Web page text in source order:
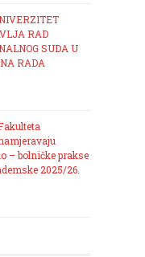
RAD
SUDA U
RADA
– bolničke prakse
2025/26.